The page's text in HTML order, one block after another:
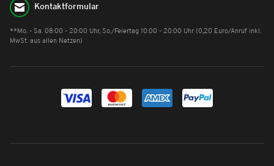
Kontaktformular
**Mo. - Sa. 08:00 - 20:00 Uhr, So./Feiertag 10:00 - 20:00 Uhr (0,20 Euro/Anruf inkl.
MwSt. aus allen Netzen)